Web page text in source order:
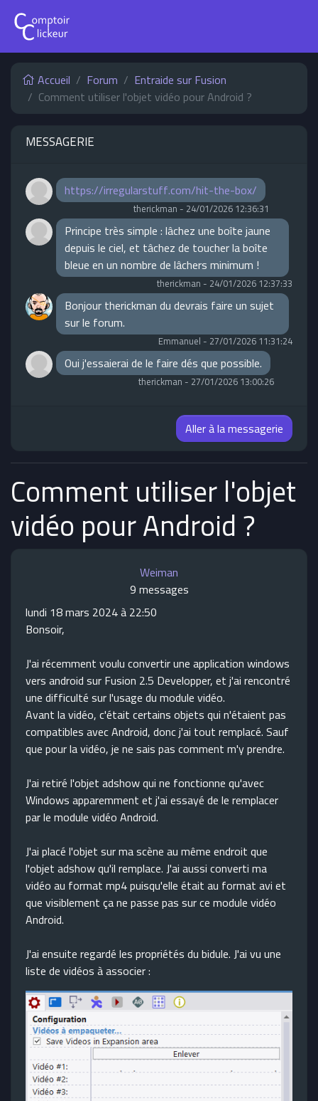
Accueil Forum
Entraide sur Fusion
Comment utiliser l'objet vidéo pour Android ?
MESSAGERIE
https://irregularstuff.com/hit-the-box/
therickman - 24/01/2026 12:36:31
Principe très simple : lâchez une boîte jaune
depuis le ciel, et tâchez de toucher la boîte
bleue en un nombre de lâchers minimum !
therickman - 24/01/2026 12:37:33
Bonjour therickman du devrais faire un sujet
sur le forum.
Emmanuel - 27/01/2026 11:31:24
Oui j'essaierai de le faire dés que possible.
therickman - 27/01/2026 13:00:26
Aller à la messagerie
Comment utiliser l'objet
vidéo pour Android ?
Weiman
9 messages
lundi 18 mars 2024 à 22:50
Bonsoir,
J'ai récemment voulu convertir une application windows
vers android sur Fusion 2.5 Developper, et j'ai rencontré
une difficulté sur l'usage du module vidéo.
Avant la vidéo, c'était certains objets qui n'étaient pas
compatibles avec Android, donc j'ai tout remplacé. Sauf
que pour la vidéo, je ne sais pas comment m'y prendre.
J'ai retiré l'objet adshow qui ne fonctionne qu'avec
Windows apparemment et j'ai essayé de le remplacer
par le module vidéo Android.
J'ai placé l'objet sur ma scène au même endroit que
l'objet adshow qu'il remplace. J'ai aussi converti ma
vidéo au format mp4 puisqu'elle était au format avi et
que visiblement ça ne passe pas sur ce module vidéo
Android.
J'ai ensuite regardé les propriétés du bidule. J'ai vu une
liste de vidéos à associer :